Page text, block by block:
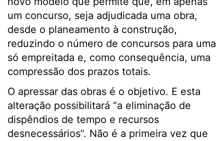
um concurso, seja adjudicada uma obra,
desde o planeamento à construção,
reduzindo o número de concursos para uma
só empreitada e, como consequência, uma
compressão dos prazos totais.
O apressar das obras é o objetivo. E esta
alteração possibilitará “a eliminação de
dispêndios de tempo e recursos
desnecessários”. Não é a primeira vez que